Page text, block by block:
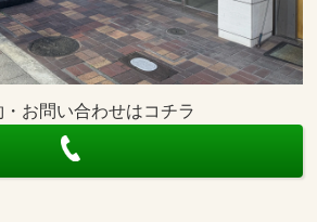
・お問い合わせはコチラ